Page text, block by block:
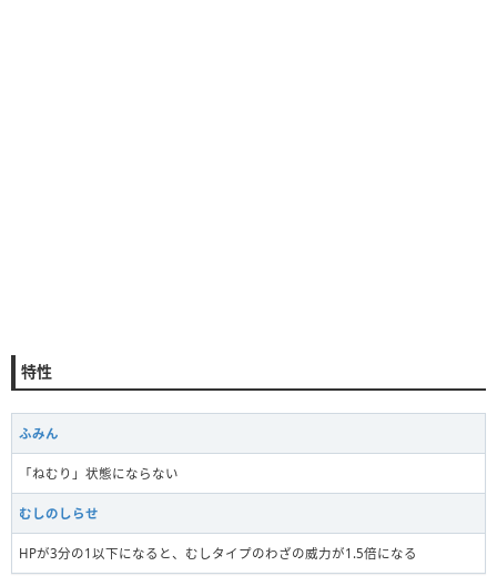
特性
ふみん
「ねむり」状態にならない
むしのしらせ
HPが3分の1以下になると、むしタイプのわざの威力が1.5倍になる